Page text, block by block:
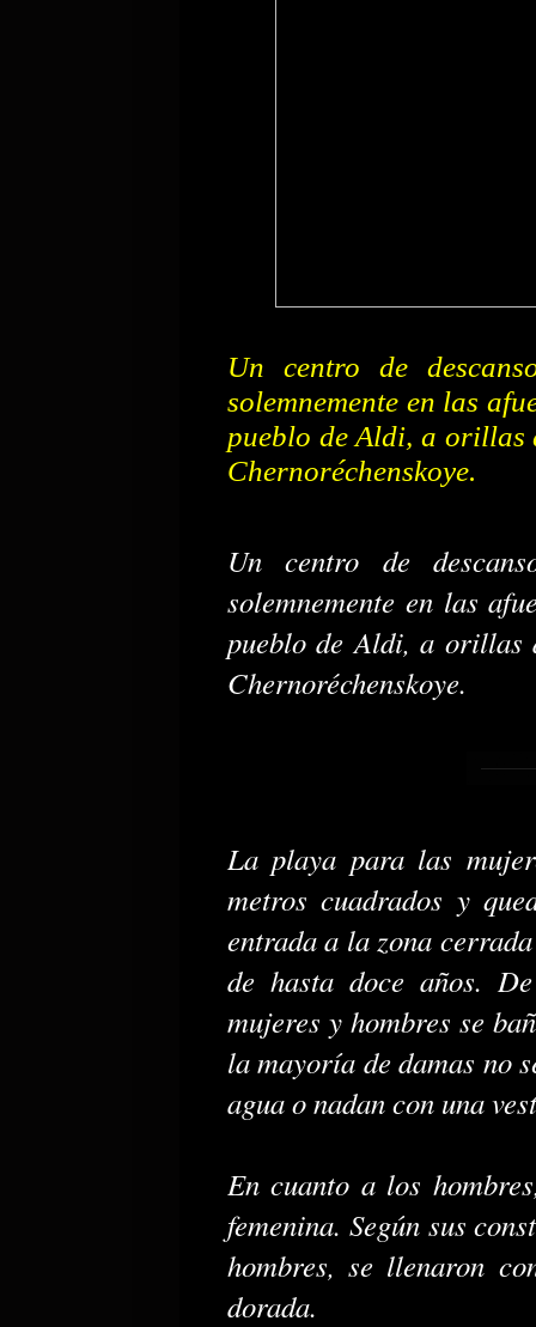
Un centro de
solemnemente en las
pueblo de Aldi, a orillas
Chernoréchenskoye.
Un centro de
solemnemente en las
pueblo de Aldi, a orillas
Chernoréchenskoye.
La playa para las
metros cuadrados y
entrada a la zona
de hasta doce años.
mujeres y hombres se
la mayoría de damas no
agua o nadan con una
En cuanto a los
femenina. Según sus
hombres, se llenaron
dorada.